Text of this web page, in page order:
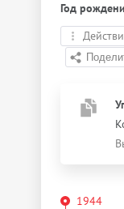
Год
1944